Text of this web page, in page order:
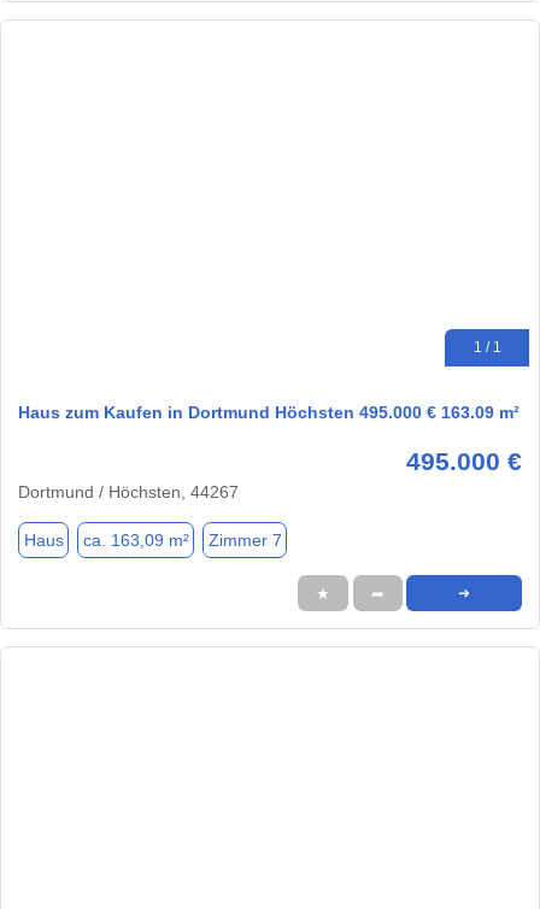
1 / 1
Haus zum Kaufen in Dortmund Höchsten 495.000 € 163.09 m²
495.000 €
Dortmund / Höchsten, 44267
Haus ca. 163,09 m² Zimmer 7
★ ➦ ➜